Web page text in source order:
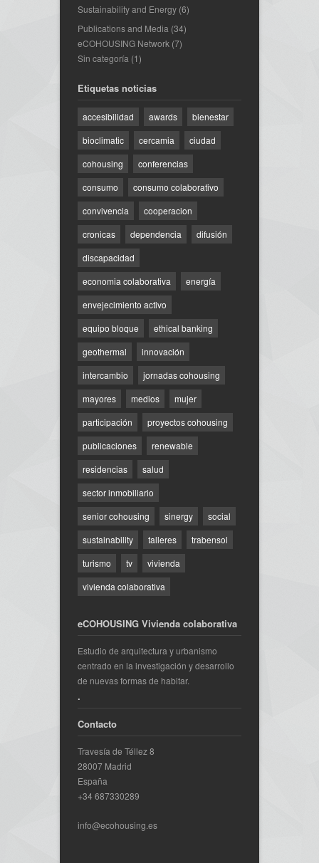
Sustainability and Energy (6)
Publications and Media (34)
eCOHOUSING Network (7)
Sin categoría (1)
Etiquetas noticias
accesibilidad awards
bienestar
bioclimatic
cercamia
ciudad
cohousing
conferencias
consumo
consumo colaborativo
convivencia
cooperacion
cronicas
dependencia
difusión
discapacidad
economia colaborativa
energía
envejecimiento activo
equipo bloque
ethical banking
geothermal
innovación
intercambio
jornadas cohousing
mayores
medios
mujer
participación
proyectos cohousing
publicaciones
renewable
residencias
salud
sector inmobiliario
senior cohousing
sinergy
social
sustainability
talleres
trabensol
turismo
tv
vivienda
vivienda colaborativa
eCOHOUSING Vivienda colaborativa
Estudio de arquitectura y urbanismo
centrado en la investigación y desarrollo
de nuevas formas de habitar.
.
Contacto
Travesía de Téllez 8
28007 Madrid
España
+34 687330289
info@ecohousing.es